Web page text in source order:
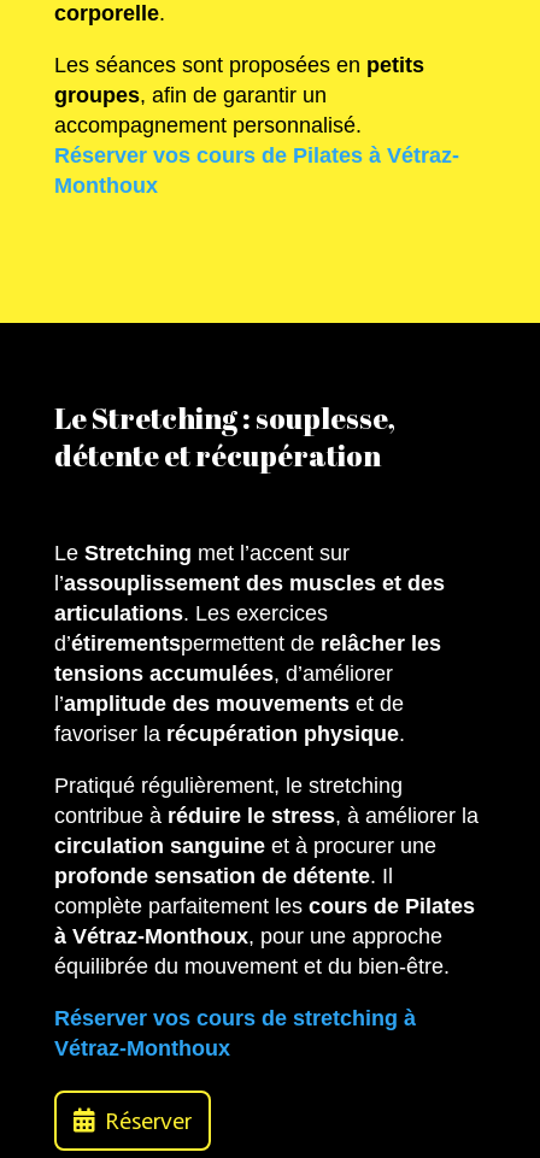
corporelle.
Les séances sont proposées en petits
groupes, afin de garantir un
accompagnement personnalisé.
Réserver vos cours de Pilates à Vétraz-
Monthoux
Le Stretching : souplesse,
détente et récupération
Le Stretching met l’accent sur
l’assouplissement des muscles et des
articulations. Les exercices
d’étirementspermettent de relâcher les
tensions accumulées, d’améliorer
l’amplitude des mouvementset de
favoriser la récupération physique.
Pratiqué régulièrement, le stretching
contribue à réduire le stress, à améliorer la
circulation sanguineet à procurer une
profonde sensation de détente. Il
complète parfaitement les cours de Pilates
à Vétraz-Monthoux, pour une approche
équilibrée du mouvement et du bien-être.
Réserver vos cours de stretching à
Vétraz-Monthoux
Réserver